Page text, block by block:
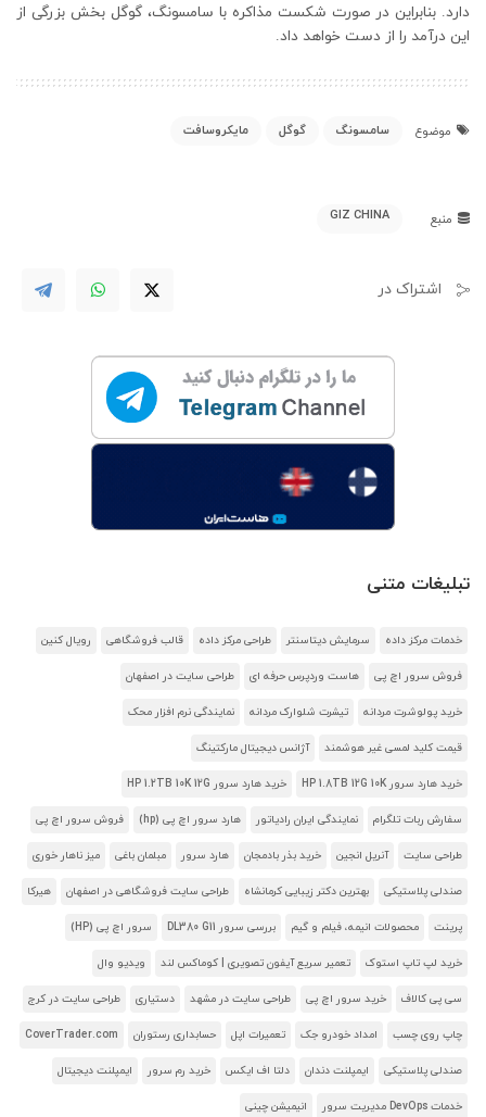
دارد. بنابراین در صورت شکست مذاکره با سامسونگ، گوگل بخش بزرگی از
این درآمد را از دست خواهد داد.
موضوع سامسونگ گوگل مایکروسافت
منبع GIZ CHINA
اشتراک در
تبلیغات متنی
خدمات مرکز داده سرمایش دیتاسنتر طراحی مرکز داده قالب فروشگاهی رویال کنین
فروش سرور اچ پی هاست وردپرس حرفه ای طراحی سایت در اصفهان
خرید پولوشرت مردانه تیشرت شلوارک مردانه نمایندگی نرم افزار محک
قیمت کلید لمسی غیر هوشمند آژانس دیجیتال مارکتینگ
خرید هارد سرور HP 1.8TB 12G 10K خرید هارد سرور HP 1.2TB 10K 12G
سفارش ربات تلگرام نمایندگی ایران رادیاتور هارد سرور اچ پی (hp) فروش سرور اچ پی
طراحی سایت آنریل انجین خرید بذر بادمجان هارد سرور مبلمان باغی میز ناهار خوری
صندلی پلاستیکی بهترین دکتر زیبایی کرمانشاه طراحی سایت فروشگاهی در اصفهان هیرکا
پرینت محصولات انیمه، فیلم و گیم بررسی سرور DL380 G11 سرور اچ پی (HP)
خرید لپ تاپ استوک تعمیر سریع آیفون تصویری | کوماکس لند ویدیو وال
سی پی کالاف خرید سرور اچ پی طراحی سایت در مشهد دستیاری طراحی سایت در کرج
چاپ روی چسب امداد خودرو جک تعمیرات اپل حسابداری رستوران CoverTrader.com
صندلی پلاستیکی ایمپلنت دندان دلتا اف ایکس خرید رم سرور ایمپلنت دیجیتال
خدمات DevOps مدیریت سرور انیمیشن چینی